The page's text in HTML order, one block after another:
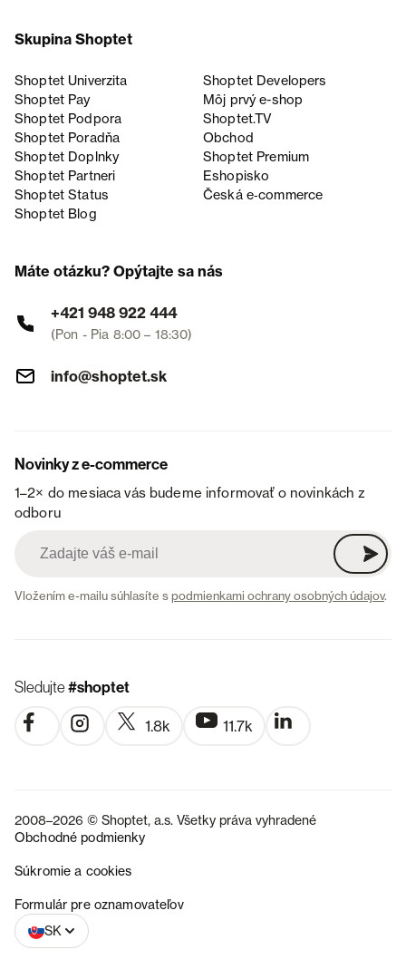
Skupina Shoptet
Shoptet Univerzita
Shoptet Developers
Shoptet Pay
Môj prvý e-shop
Shoptet Podpora
Shoptet.TV
Shoptet Poradňa
Obchod
Shoptet Doplnky
Shoptet Premium
Shoptet Partneri
Eshopisko
Shoptet Status
Česká e‑commerce
Shoptet Blog
Máte otázku? Opýtajte sa nás
+421 948 922 444
(Pon - Pia 8:00 – 18:30)
info@shoptet.sk
Novinky z e-commerce
1–2× do mesiaca vás budeme informovať o novinkách z
odboru
Vložením e-mailu súhlasíte spodmienkami ochrany osobných údajov.
Sledujte#shoptet
1.8k 11.7k
2008–2026 © Shoptet, a.s. Všetky práva vyhradené
Obchodné podmienky
Súkromie a cookies
Formulár pre oznamovateľov
SK